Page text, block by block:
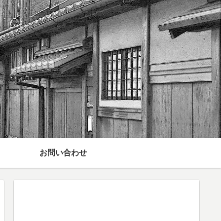
お問い合わせ